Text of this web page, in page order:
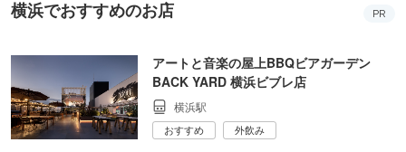
横浜でおすすめのお店 PR
アートと音楽の屋上BBQビアガーデン
BACK YARD 横浜ビブレ店
横浜駅
おすすめ 外飲み